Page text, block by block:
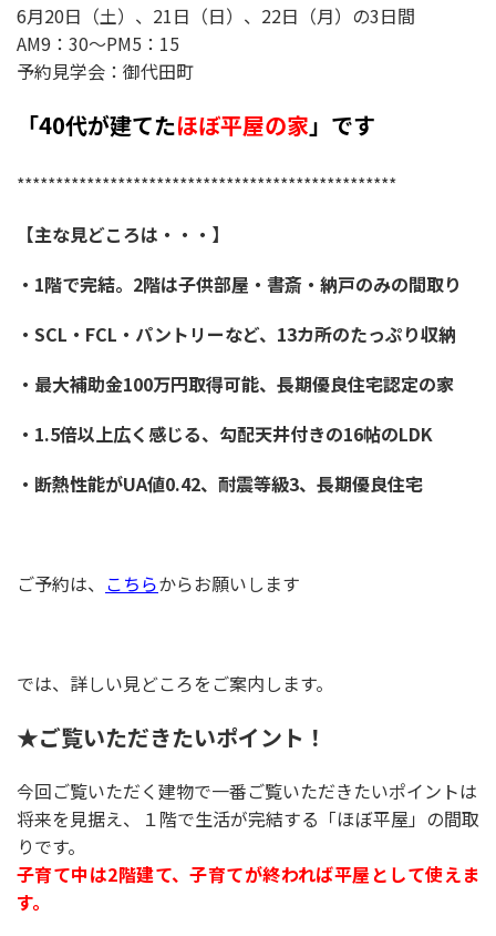
6月20日（土）、21日（日）、22日（月）の3日間
AM9：30～PM5：15
予約見学会：御代田町
「40代が建てたほぼ平屋の家」です
*************************************************
【主な見どころは・・・】
・1階で完結。2階は子供部屋・書斎・納戸のみの間取り
・SCL・FCL・パントリーなど、13カ所のたっぷり収納
・最大補助金100万円取得可能、長期優良住宅認定の家
・1.5倍以上広く感じる、勾配天井付きの16帖のLDK
・断熱性能がUA値0.42、耐震等級3、長期優良住宅
ご予約は、 こちらからお願いします
では、詳しい見どころをご案内します。
★ご覧いただきたいポイント！
今回ご覧いただく建物で一番ご覧いただきたいポイントは
将来を見据え、１階で生活が完結する「ほぼ平屋」の間取
りです。
子育て中は2階建て、子育てが終われば平屋として使えま
す。